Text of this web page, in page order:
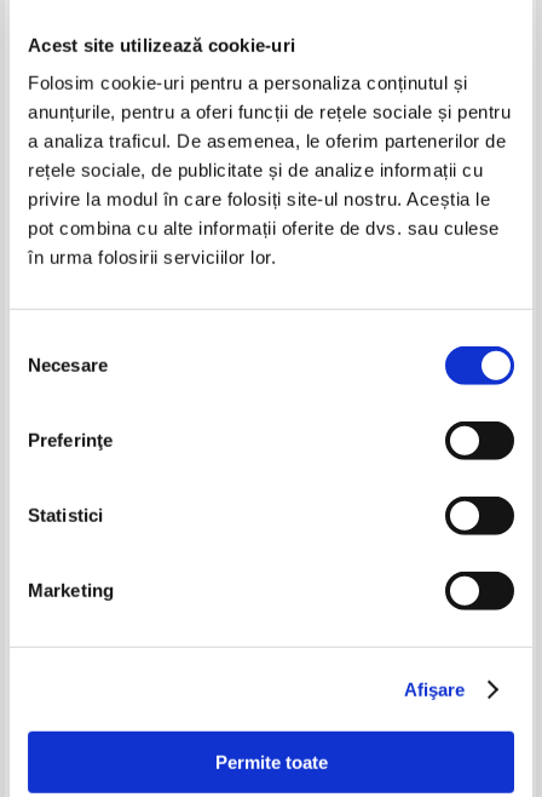
Acest site utilizează cookie-uri
Folosim cookie-uri pentru a personaliza conținutul și
anunțurile, pentru a oferi funcții de rețele sociale și pentru
a analiza traficul. De asemenea, le oferim partenerilor de
rețele sociale, de publicitate și de analize informații cu
privire la modul în care folosiți site-ul nostru. Aceștia le
pot combina cu alte informații oferite de dvs. sau culese
în urma folosirii serviciilor lor.
consimțământului
Necesare
Preferinţe
Statistici
Marketing
Afişare
Permite toate
Herve Bazin - Tipat de cucuvea
Herve Bazin - Preafericitii de pe